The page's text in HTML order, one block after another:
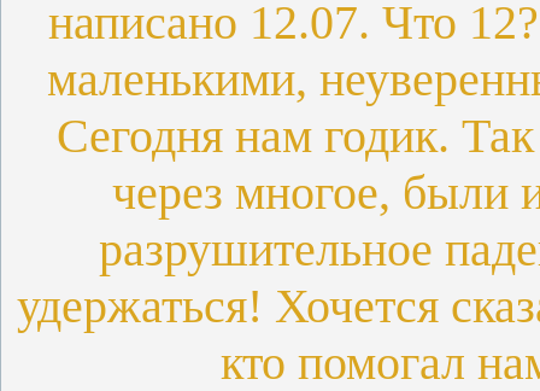
написано 12.07. Что
маленькими,
Сегодня нам годик.
через многое, были
разрушительное
удержаться! Хочется
кто помогал